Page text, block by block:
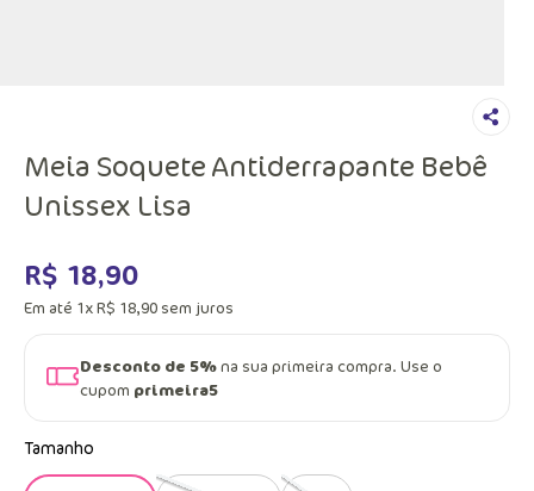
Meia Soquete Antiderrapante Bebê
Unissex Lisa
R$ 18,90
Em até 1xR$ 18,90 sem juros
Desconto de 5%na sua primeira compra. Use o
cupom primeira5
Tamanho